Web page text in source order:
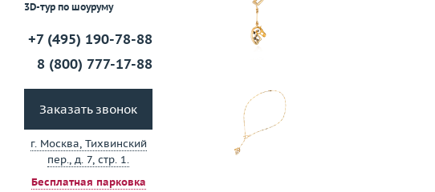
3D-тур по шоуруму
+7 (495) 190-78-88
8 (800) 777-17-88
Заказать звонок
г. Москва, Тихвинский
пер., д. 7, стр. 1.
Бесплатная парковка